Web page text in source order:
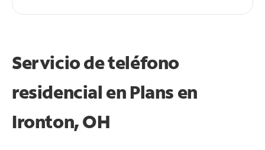
Servicio de teléfono
residencial en Plans en
Ironton, OH